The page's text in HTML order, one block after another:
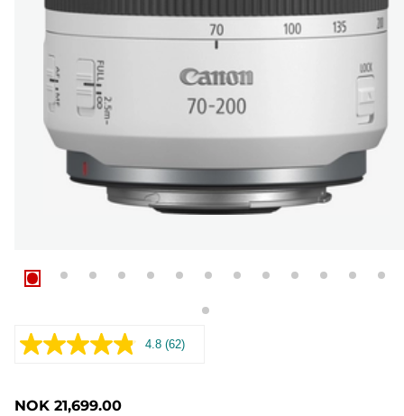
4.8 Les
(62)
NOK 21,699.00